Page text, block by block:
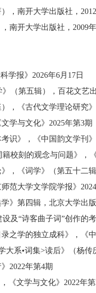
， 南开大学出版社 ，
， 南开大学出版社 ， 2009
学报》2026年6月17日
（第五辑），百花文艺
，《古代文学理论研究
文学与文化》 2025年第3期
识》
， 《中国韵文学刊》
校刻的观念与问题》 ，
， 《词学》（第五十二辑
师范大学文学院学报》
学》第四辑 ， 北京大学出
及“诗客曲子词”创作的考
之学的独立成科》 ， 《
大系•词集>读后》（杨传
2022年第4期
， 《文学与文化》 2022年